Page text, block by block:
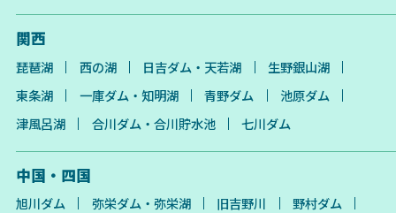
関西
琵琶湖 西の湖 日吉ダム・天若湖
生野銀山湖
東条湖
一庫ダム・知明湖 青野ダム
池原ダム
津風呂湖
合川ダム・合川貯水池 七川ダム
中国・四国
旭川ダム 弥栄ダム・弥栄湖 旧吉野川
野村ダム